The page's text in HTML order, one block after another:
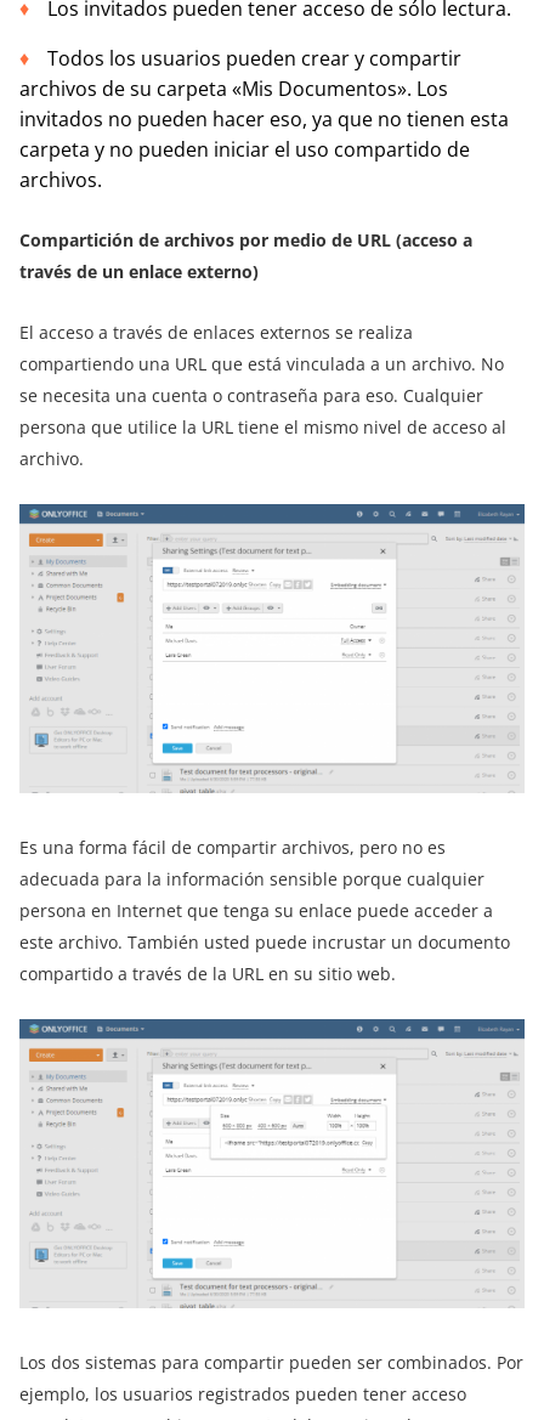
Los invitados pueden tener acceso de sólo lectura.
Todos los usuarios pueden crear y compartir
archivos de su carpeta «Mis Documentos». Los
invitados no pueden hacer eso, ya que no tienen esta
carpeta y no pueden iniciar el uso compartido de
archivos.
Compartición de archivos por medio de URL (acceso a
través de un enlace externo)
El acceso a través de enlaces externos se realiza
compartiendo una URL que está vinculada a un archivo. No
se necesita una cuenta o contraseña para eso. Cualquier
persona que utilice la URL tiene el mismo nivel de acceso al
archivo.
Es una forma fácil de compartir archivos, pero no es
adecuada para la información sensible porque cualquier
persona en Internet que tenga su enlace puede acceder a
este archivo. También usted puede incrustar un documento
compartido a través de la URL en su sitio web.
Los dos sistemas para compartir pueden ser combinados. Por
ejemplo, los usuarios registrados pueden tener acceso